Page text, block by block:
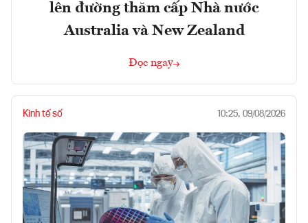
lên đường thăm cấp Nhà nước
Australia và New Zealand
Đọc ngay
Kinh tế số 10:25, 09/08/2026